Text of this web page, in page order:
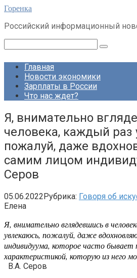
Перейти
контенту
Горенка
Российский информационный
Главная
Новости экономики
Зарплаты в России
Что нас ждет?
Я, внимательно
человека, каждый раз
пожалуй, даже
самим лицом
Серов
05.06.2022Рубрика: Говоря об
Елена
Я, внимательно вглядевшись в
увлекаюсь, пожалуй, даже
индивидуума, которое часто
характеристикой, которую из него
В.А. Серов